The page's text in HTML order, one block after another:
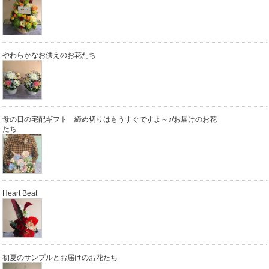
やわらかなお供えのお花たち
母の日の宅配ギフト 締め切りはもうすぐですよ～♪/お届けのお花
たち
Heart Beat
初夏のサンプルとお届けのお花たち